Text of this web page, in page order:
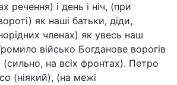
речення) і день і ніч, (при
як наші батьки, діди,
членах) як увесь наш
військо Богданове ворогів
(сильно, на всіх фронтах). Петро
(ніякий), (на межі